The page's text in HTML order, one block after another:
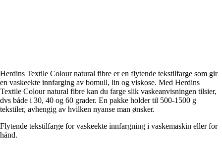
Herdins Textile Colour natural fibre er en flytende tekstilfarge som gir
en vaskeekte innfarging av bomull, lin og viskose. Med Herdins
Textile Colour natural fibre kan du farge slik vaskeanvisningen tilsier,
dvs både i 30, 40 og 60 grader. En pakke holder til 500-1500 g
tekstiler, avhengig av hvilken nyanse man ønsker.
Flytende tekstilfarge for vaskeekte innfargning i vaskemaskin eller for
hånd.